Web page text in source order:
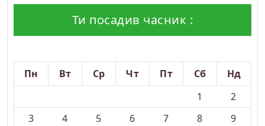
Ти посадив часник :
Пн
Вт Ср Чт Пт Сб
Нд
1
2
3
4 5 6 7 8
9